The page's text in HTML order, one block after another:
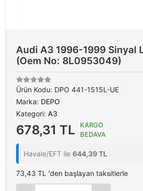
Audi A3 1996-1999 Sinyal
(Oem No: 8L0953049)
Ürün Kodu: DPO 441-1515L-UE
Marka: DEPO
Kategori: A3
678,31 TL
KARGO
BEDAVA
Havale/EFT ile 644,39 TL
73,43 TL 'den başlayan taksitlerle